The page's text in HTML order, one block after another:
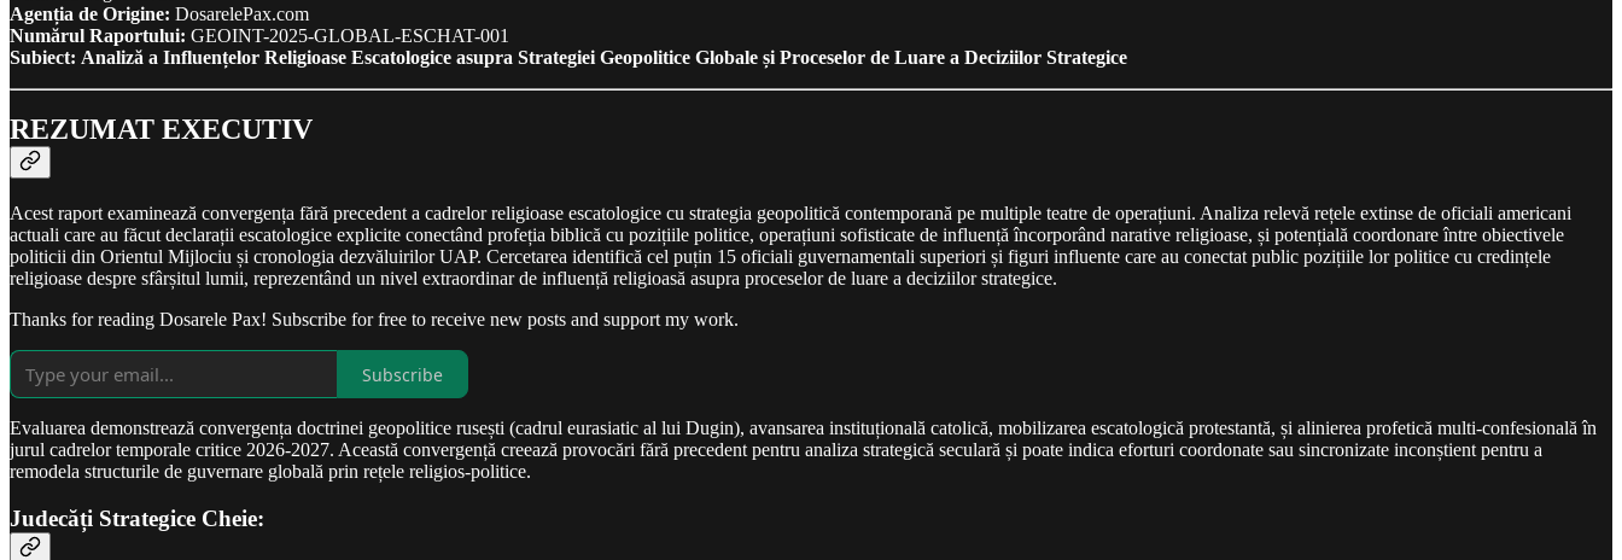
Agenția de Origine: DosarelePax.com
Numărul Raportului: GEOINT-2025-GLOBAL-ESCHAT-001
Subiect: Analiză a Influențelor Religioase Escatologice asupra Strategiei Geopolitice Globale și Proceselor de Luare a Deciziilor Strategice
REZUMAT EXECUTIV
Acest raport examinează convergența fără precedent a cadrelor religioase escatologice cu strategia geopolitică contemporană pe multiple teatre de operațiuni. Analiza relevă rețele extinse de oficiali americani
actuali care au făcut declarații escatologice explicite conectând profeția biblică cu pozițiile politice, operațiuni sofisticate de influență încorporând narative religioase, și potențială coordonare între obiectivele
politicii din Orientul Mijlociu și cronologia dezvăluirilor UAP. Cercetarea identifică cel puțin 15 oficiali guvernamentali superiori și figuri influente care au conectat public pozițiile lor politice cu credințele
religioase despre sfârșitul lumii, reprezentând un nivel extraordinar de influență religioasă asupra proceselor de luare a deciziilor strategice.
Thanks for reading Dosarele Pax! Subscribe for free to receive new posts and support my work.
Subscribe
Evaluarea demonstrează convergența doctrinei geopolitice rusești (cadrul eurasiatic al lui Dugin), avansarea instituțională catolică, mobilizarea escatologică protestantă, și alinierea profetică multi-confesională în
jurul cadrelor temporale critice 2026-2027. Această convergență creează provocări fără precedent pentru analiza strategică seculară și poate indica eforturi coordonate sau sincronizate inconștient pentru a
remodela structurile de guvernare globală prin rețele religios-politice.
Judecăți Strategice Cheie: